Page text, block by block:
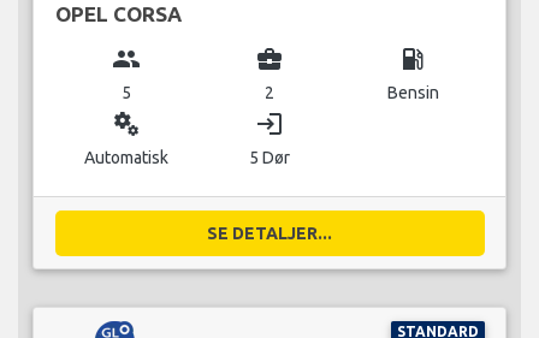
OPEL CORSA
group
5
business_center
2
local_gas_station
Bensin
miscellaneous_services
Automatisk
login
5 Dør
SE DETALJER...
STANDARD